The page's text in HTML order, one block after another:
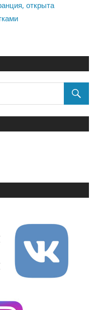
открыта